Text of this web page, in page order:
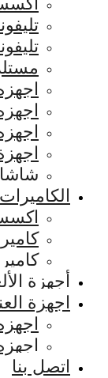
الكاميرات
أجهزة
اجهزة
اتصل بنا